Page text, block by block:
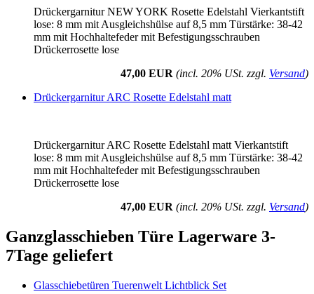
Drückergarnitur NEW YORK Rosette Edelstahl Vierkantstift
lose: 8 mm mit Ausgleichshülse auf 8,5 mm Türstärke: 38-42
mm mit Hochhaltefeder mit Befestigungsschrauben
Drückerrosette lose
47,00 EUR (incl. 20% USt. zzgl. Versand)
Drückergarnitur ARC Rosette Edelstahl matt
Drückergarnitur ARC Rosette Edelstahl matt Vierkantstift
lose: 8 mm mit Ausgleichshülse auf 8,5 mm Türstärke: 38-42
mm mit Hochhaltefeder mit Befestigungsschrauben
Drückerrosette lose
47,00 EUR (incl. 20% USt. zzgl. Versand)
Ganzglasschieben Türe Lagerware 3-
7Tage geliefert
Glasschiebetüren Tuerenwelt Lichtblick Set